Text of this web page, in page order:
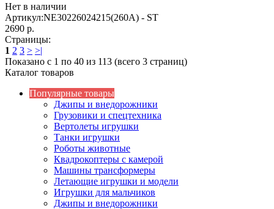
Нет в наличии
Артикул:NE30226024215(260A) - ST
2690 р.
Страницы:
1 2 3 > >|
Показано с 1 по 40 из 113 (всего 3 страниц)
Каталог товаров
Популярные товары
Джипы и внедорожники
Грузовики и спецтехника
Вертолеты игрушки
Танки игрушки
Роботы животные
Квадрокоптеры с камерой
Машины трансформеры
Летающие игрушки и модели
Игрушки для мальчиков
Джипы и внедорожники